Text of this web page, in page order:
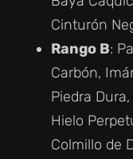
Cinturón
Rango B:
Carbón,
Piedra
Hielo
Colmillo de